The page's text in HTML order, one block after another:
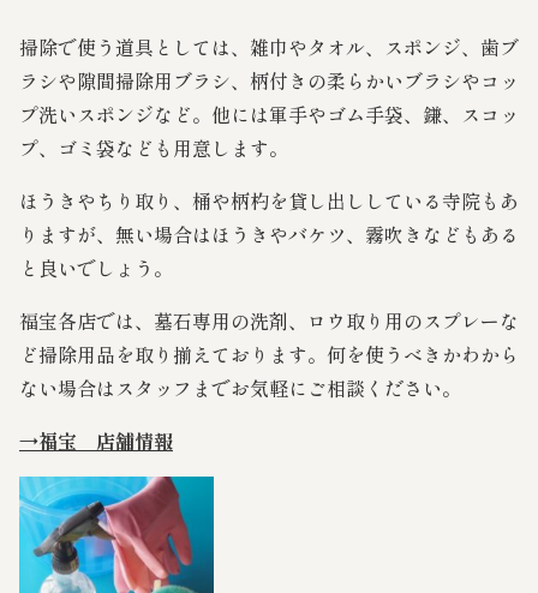
掃除で使う道具としては、雑巾やタオル、スポンジ、歯ブ
ラシや隙間掃除用ブラシ、柄付きの柔らかいブラシやコッ
プ洗いスポンジなど。他には軍手やゴム手袋、鎌、スコッ
プ、ゴミ袋なども用意します。
ほうきやちり取り、桶や柄杓を貸し出ししている寺院もあ
りますが、無い場合はほうきやバケツ、霧吹きなどもある
と良いでしょう。
福宝各店では、墓石専用の洗剤、ロウ取り用のスプレーな
ど掃除用品を取り揃えております。何を使うべきかわから
ない場合はスタッフまでお気軽にご相談ください。
→福宝 店舗情報